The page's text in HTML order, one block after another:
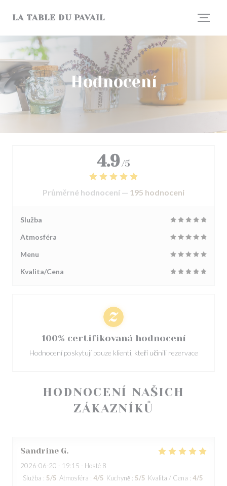
LA TABLE DU PAVAIL
Hodnocení
HODNOCENÍ NAŠICH
ZÁKAZNÍKŮ
Sandrine G
2026-06-20 - 19:15 - Hosté 8
Služba : 5/5 Atmosféra : 4/5 Kuchyně : 5/5 Kvalita / Cena : 4/5
4.9/5
Průměrné hodnocení — 195 hodnoceni
Služba
Atmosféra
Menu
Kvalita/Cena
100% certifikovaná hodnocení
Hodnocení poskytují pouze klienti, kteří učinili rezervace